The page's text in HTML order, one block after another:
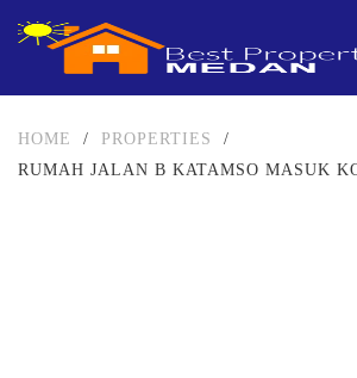
HOME / PROPERTIES
/
RUMAH JALAN B KATAMSO MASUK